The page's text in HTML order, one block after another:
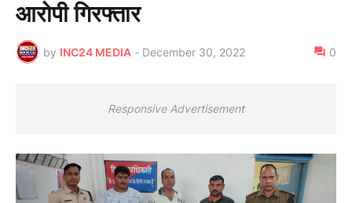
आरोपी गिरफ्तार
by INC24 MEDIA - December 30, 2022 0
Responsive Advertisement